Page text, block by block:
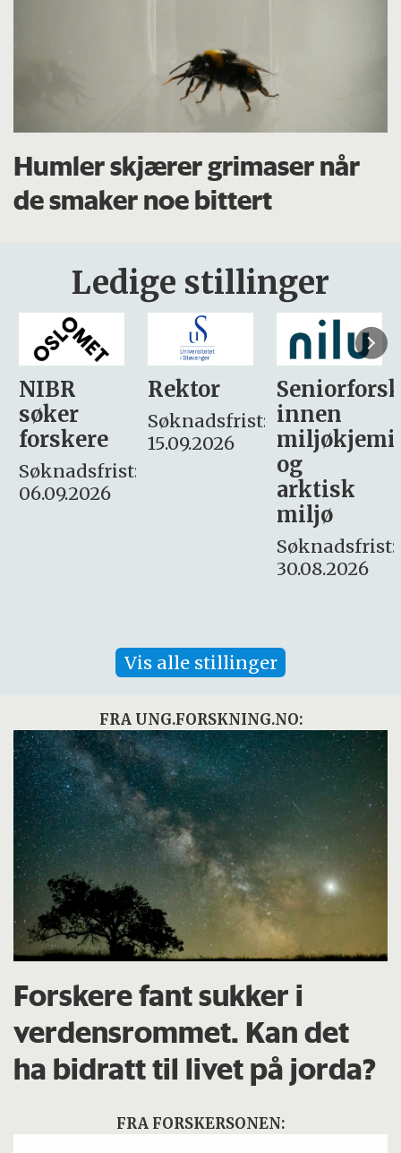
Humler skjærer grimaser når
de smaker noe bittert
Ledige stillinger
Rektor
Søknadsfrist:
15.09.2026
Seniorforsker
innen
miljøkjemi
søker
– fast
Søknadsfrist:
16. august.
Vis alle stillinger
FRA UNG.FORSKNING.NO:
Forskere fant sukker i
verdensrommet. Kan det
ha bidratt til livet på jorda?
FRA FORSKERSONEN: